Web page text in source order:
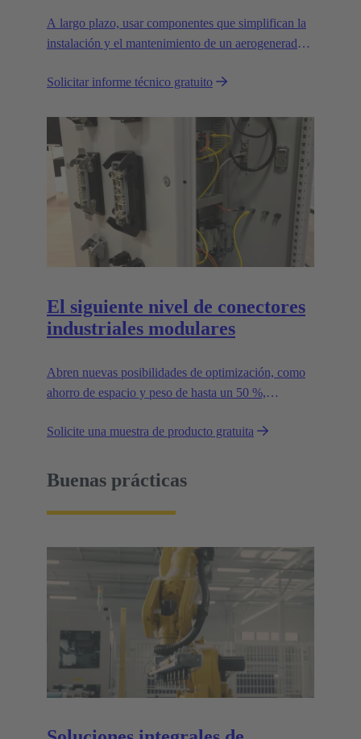
A largo plazo, usar componentes que simplifican la
instalación y el mantenimiento de un aerogenerador
¡Conozca cómo!
Solicitar informe técnico gratuito
El siguiente nivel de conectores
industriales modulares
Abren nuevas posibilidades de optimización, como
ahorro de espacio y peso de hasta un 50 %,
Solicite una muestra de producto gratuita
Buenas prácticas